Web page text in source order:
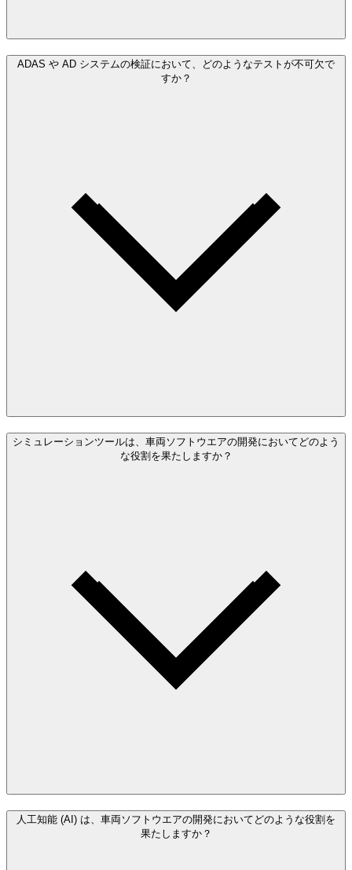
ADAS や AD システムの検証において、どのようなテストが不可欠で
すか？
シミュレーションツールは、車両ソフトウエアの開発においてどのよう
な役割を果たしますか？
人工知能 (AI) は、車両ソフトウエアの開発においてどのような役割を
果たしますか？